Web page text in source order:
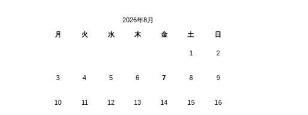
2026年8月
月
火 水 木 金 土 日
1 2
3 4 5 6 7 8 9
10 11 12 13 14 15 16